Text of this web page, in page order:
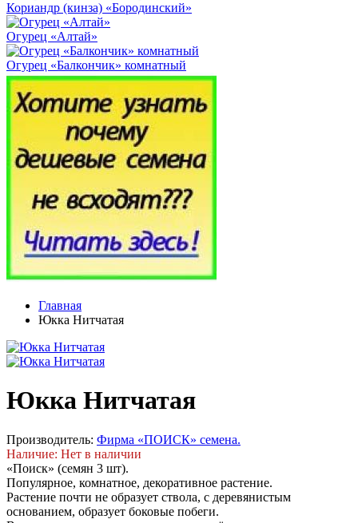
Кориандр (кинза) «Бородинский»
Огурец «Алтай»
Огурец «Балкончик» комнатный
Главная
Юкка Нитчатая
Юкка Нитчатая
Производитель: Фирма «ПОИСК» семена.
Наличие: Нет в наличии
«Поиск» (семян 3 шт).
Популярное, комнатное, декоративное растение.
Растение почти не образует ствола, с деревянистым
основанием, образует боковые побеги.